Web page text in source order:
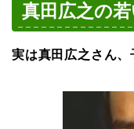
真田広之の
実は真田広之さん、